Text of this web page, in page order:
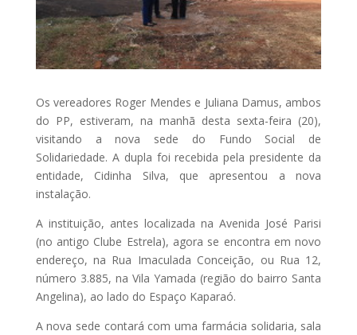
Os vereadores Roger Mendes e Juliana Damus, ambos
do PP, estiveram, na manhã desta sexta-feira (20),
visitando a nova sede do Fundo Social de
Solidariedade. A dupla foi recebida pela presidente da
entidade, Cidinha Silva, que apresentou a nova
instalação.
A instituição, antes localizada na Avenida José Parisi
(no antigo Clube Estrela), agora se encontra em novo
endereço, na Rua Imaculada Conceição, ou Rua 12,
número 3.885, na Vila Yamada (região do bairro Santa
Angelina), ao lado do Espaço Kaparaó.
A nova sede contará com uma farmácia solidaria, sala